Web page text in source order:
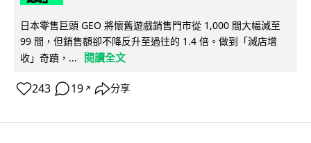
日本零售巨頭 GEO 將懷舊遊戲銷售門市從 1,000 間大幅減至
99 間，但銷售額卻不降反升至過往的 1.4 倍。做到「減店增
收」奇蹟，...
閱讀全文
243 19 ↗ 分享